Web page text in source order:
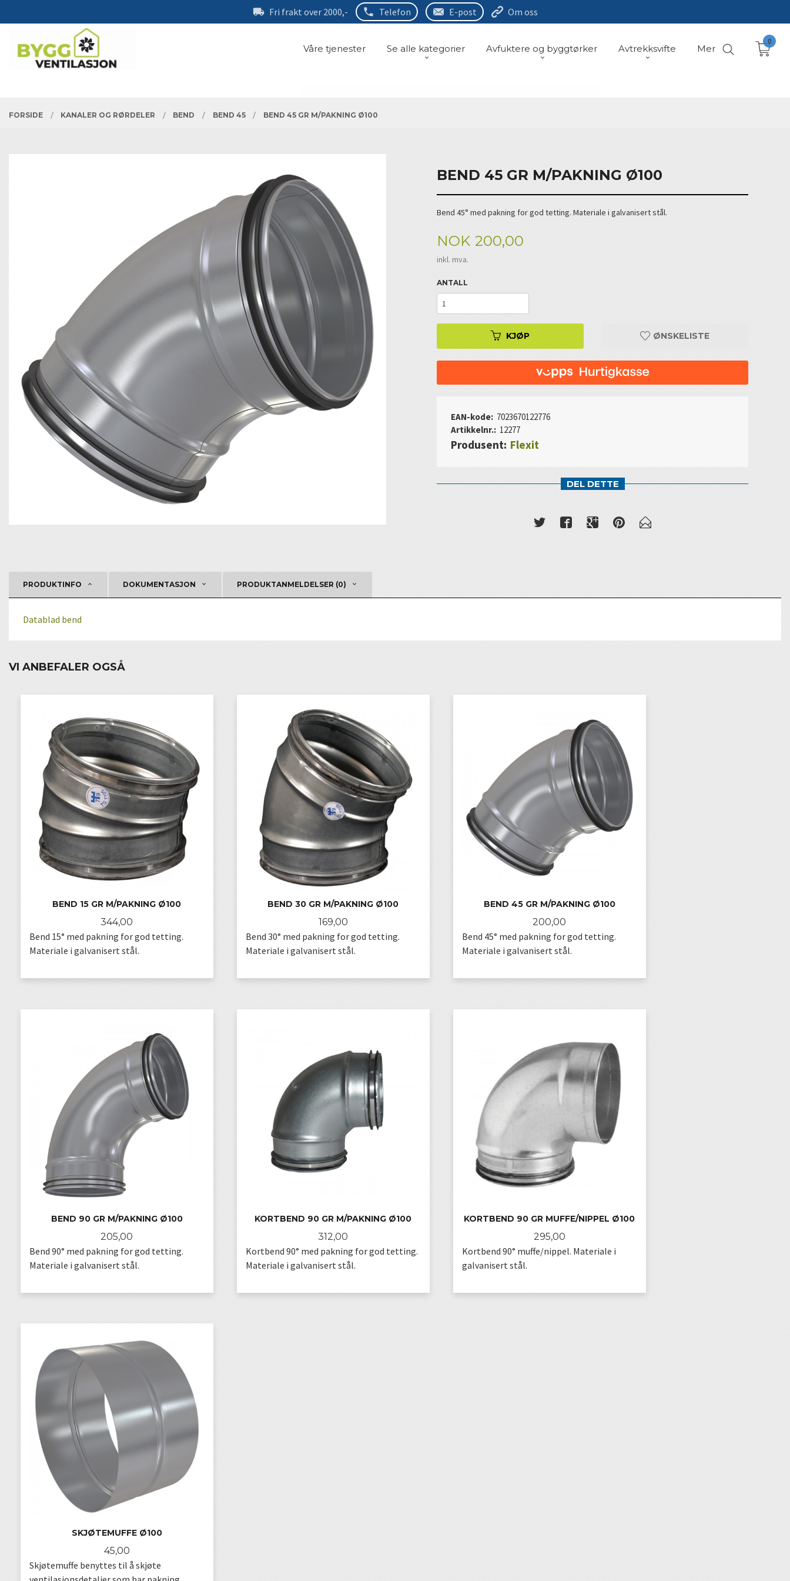
til
Fri frakt over 2000,- Telefon E-post Om oss
PRODUKTER
Våre tjenester Se alle kategorier Avfuktere og byggtørker Avtrekksvifte Mer
0
FORSIDE KANALER OG RØRDELER BEND BEND 45 BEND 45 GR M/PAKNING Ø100
BEND 45 GR M/PAKNING Ø100
Bend 45° med pakning for god tetting. Materiale i galvanisert stål.
Pris
NOK 200,00
inkl. mva.
ANTALL
KJØP ØNSKELISTE
EAN-kode: 7023670122776
Artikkelnr.: 12277
Produsent: Flexit
DEL DETTE
PRODUKTINFO DOKUMENTASJON PRODUKTANMELDELSER (0)
Datablad bend
VI ANBEFALER OGSÅ
BEND 15 GR M/PAKNING Ø100
Pris
344,00
KJØP
Bend 15° med pakning for god tetting.
Materiale i galvanisert stål.
BEND 30 GR M/PAKNING Ø100
Pris
169,00
KJØP
Bend 30° med pakning for god tetting.
Materiale i galvanisert stål.
BEND 45 GR M/PAKNING Ø100
Pris
200,00
KJØP
Bend 45° med pakning for god tetting.
Materiale i galvanisert stål.
BEND 90 GR M/PAKNING Ø100
Pris
205,00
KJØP
Bend 90° med pakning for god tetting.
Materiale i galvanisert stål.
KORTBEND 90 GR M/PAKNING Ø100
Pris
312,00
KJØP
Kortbend 90° med pakning for god tetting.
Materiale i galvanisert stål.
KORTBEND 90 GR MUFFE/NIPPEL Ø100
Pris
295,00
KJØP
Kortbend 90° muffe/nippel. Materiale i
galvanisert stål.
SKJØTEMUFFE Ø100
Pris
45,00
Skjøtemuffe benyttes til å skjøte